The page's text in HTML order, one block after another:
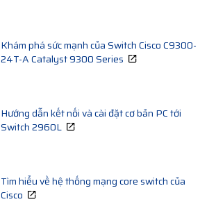
Khám phá sức mạnh của Switch Cisco C9300-
24T-A Catalyst 9300 Series
Hướng dẫn kết nối và cài đặt cơ bản PC tới
Switch 2960L
Tìm hiểu về hệ thống mạng core switch của
Cisco